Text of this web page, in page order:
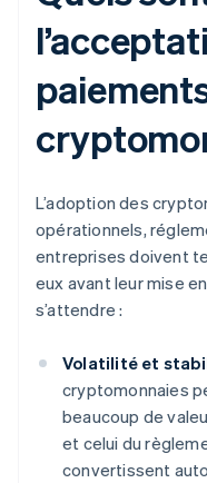
L’adoption des
opérationnels,
entreprises doivent
eux avant leur mise
s’attendre :
Volatilité et
cryptomonnaies
beaucoup de
et celui du
convertissent